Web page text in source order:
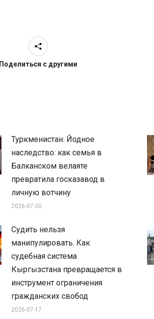
Поделиться с другими
Туркменистан: Йодное
наследство: как семья в
Балканском велаяте
превратила госказавод в
личную вотчину
2026-07-30
Судить нельзя
манипулировать. Как
судебная система
Кыргызстана превращается в
инструмент ограничения
гражданских свобод
2026-07-17